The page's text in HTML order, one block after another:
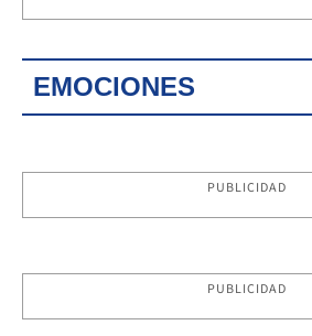
EMOCIONES
PUBLICIDAD
PUBLICIDAD